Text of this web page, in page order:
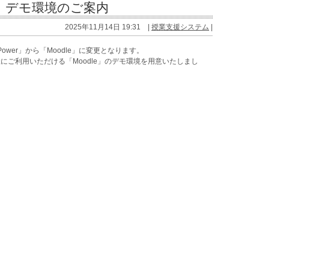
デモ環境のご案内
2025年11月14日 19:31 | 授業支援システム
」から「Moodle」に変更となります。
ご利用いただける「Moodle」のデモ環境を用意いたしまし